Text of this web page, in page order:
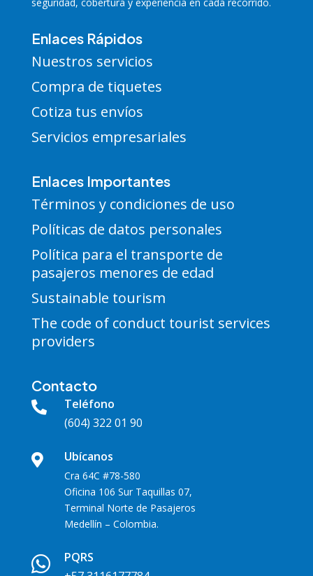
Enlaces Rápidos
Nuestros servicios
Compra de tiquetes
Cotiza tus envíos
Servicios empresariales
Enlaces Importantes
Términos y condiciones de uso
Políticas de datos personales
Política para el transporte de
pasajeros menores de edad
Sustainable tourism
The code of conduct tourist services
providers
Contacto

Teléfono
(604) 322 01 90
 Ubícanos
Cra 64C #78-580
Oficina 106 Sur Taquillas 07,
Terminal Norte de Pasajeros
Medellín – Colombia.

PQRS